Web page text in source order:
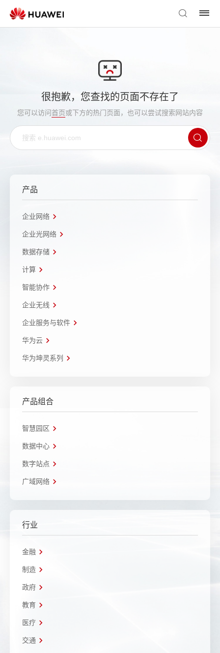
很抱歉，您查找的页面不存在了
您可以访问首页或下方的热门页面，也可以尝试搜索网站内容
产品
企业网络
企业光网络
数据存储
计算
智能协作
企业无线
企业服务与软件
华为云
华为坤灵系列
产品组合
智慧园区
数据中心
数字站点
广域网络
行业
金融
制造
政府
教育
医疗
交通